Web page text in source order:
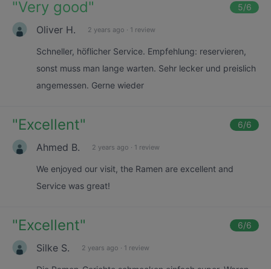
"Very good" 5/6
Oliver H. 2 years ago · 1 review
Schneller, höflicher Service. Empfehlung: reservieren,
sonst muss man lange warten. Sehr lecker und preislich
angemessen. Gerne wieder
"Excellent" 6/6
Ahmed B. 2 years ago · 1 review
We enjoyed our visit, the Ramen are excellent and
Service was great!
"Excellent" 6/6
Silke S. 2 years ago · 1 review